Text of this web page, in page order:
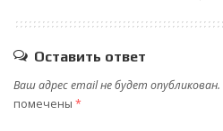
Оставить ответ
Ваш адрес email не будет опубликован.
помечены *